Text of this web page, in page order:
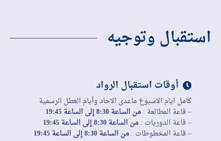
استقبال وتوجيه
أوقات استقبال الرواد
كامل ايام الاسبوع ماعدى الاحاد وأيام العطل الرسمية
– قاعة المطالعة :من الساعة 8:30 إلى الساعة 19:45
– قاعة الدوريات :من الساعة 8:30 إلى الساعة 19:45
– قاعة المخطوطات :من الساعة 8:30 إلى الساعة 19:45